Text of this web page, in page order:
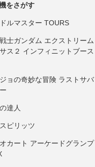
をさがす
ルマスター TOURS
士ガンダム エクストリーム
ス２ インフィニットブース
ョの奇妙な冒険 ラストサバ
達人
ピリッツ
カート アーケードグランプ